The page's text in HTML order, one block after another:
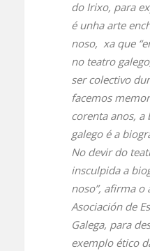
do Irixo, para
é unha arte
noso, xa que
no teatro
ser colectivo
facemos
corenta anos,
galego é a
No devir do
insculpida a
noso”, afirma o
Asociación de
Galega, para
exemplo ético